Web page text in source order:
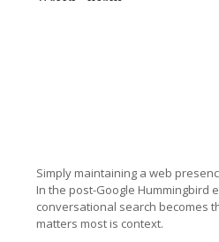
Simply maintaining a web
In the post-Google Hummingbird
conversational search becomes
matters most is context.